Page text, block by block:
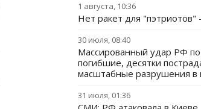
1 августа, 10:36
Нет ракет для "пэтриотов"
30 июля, 08:40
Массированный удар РФ по
погибшие, десятки
масштабные разрушения в
31 июля, 01:36